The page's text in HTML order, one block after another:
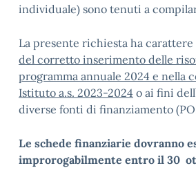
individuale) sono tenuti a
La presente richiesta ha carattere
del corretto inserimento delle
programma annuale 2024 e nella
Istituto a.s. 2023-2024 o ai fini
diverse fonti di finanziamento
Le schede finanziarie dovranno
improrogabilmente entro il 30